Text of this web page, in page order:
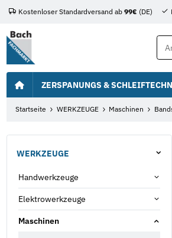
Kostenloser Standardversand ab 99€ (DE)
ZERSPANUNGS &
Startseite WERKZEUGE Maschinen
WERKZEUGE
Handwerkzeuge
Elektrowerkzeuge
Maschinen